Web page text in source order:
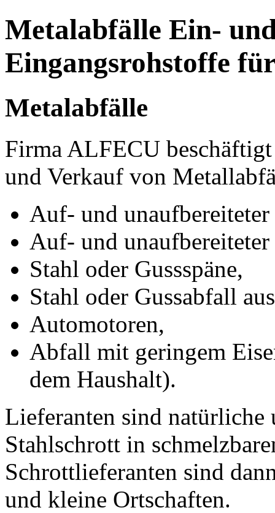
Metalabfälle Ein-
Eingangsrohstoffe
Metalabfälle
Firma ALFECU
und Verkauf von
Auf- und
Auf- und
Stahl oder Gussspäne,
Stahl oder Gussabfall
Automotoren,
Abfall mit geringem
dem Haushalt).
Lieferanten sind natürliche
Stahlschrott in
Schrottlieferanten sind
und kleine Ortschaften.